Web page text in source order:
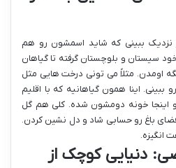
نزدیک ببینی که شاید اسمشون رو هم
سیستان و بلوچستان گرفته تا گیاهان
اومدن. مثلاً می تونی درخت هایی مثل
رو ببینی. اینا همون گیاهانیه که با اقلیم
اینجا خونه دومشون شده. کلی هم گل
باغ رو حسابی شاد و دل نشین کردن.
انگیزه.
دنیایی کوچک از